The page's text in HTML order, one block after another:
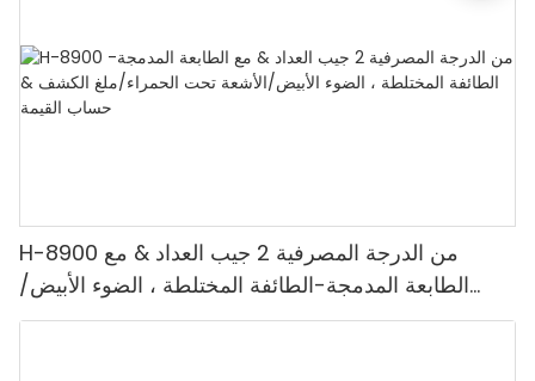
H-8900 من الدرجة المصرفية 2 جيب العداد & مع
الطابعة المدمجة-الطائفة المختلطة ، الضوء الأبيض/
الأشعة تحت الحمراء/ملغ الكشف & حساب القيمة